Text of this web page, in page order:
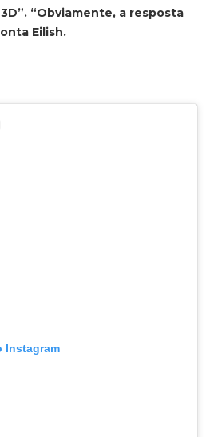
“Obviamente, a resposta
Eilish.
Instagram